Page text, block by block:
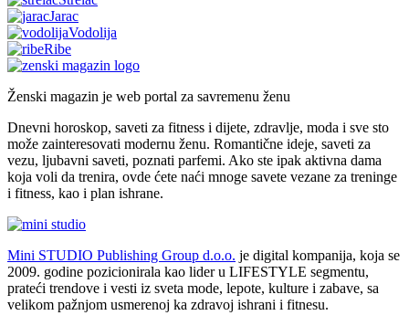
Jarac
Vodolija
Ribe
Ženski magazin je web portal za savremenu ženu
Dnevni horoskop, saveti za fitness i dijete, zdravlje, moda i sve sto
može zainteresovati modernu ženu. Romantične ideje, saveti za
vezu, ljubavni saveti, poznati parfemi. Ako ste ipak aktivna dama
koja voli da trenira, ovde ćete naći mnoge savete vezane za treninge
i fitness, kao i plan ishrane.
Mini STUDIO Publishing Group d.o.o. je digital kompanija, koja se
2009. godine pozicionirala kao lider u LIFESTYLE segmentu,
prateći trendove i vesti iz sveta mode, lepote, kulture i zabave, sa
velikom pažnjom usmerenoj ka zdravoj ishrani i fitnesu.